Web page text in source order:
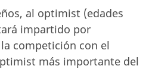
al optimist (edades
impartido por
competición con el
más importante del